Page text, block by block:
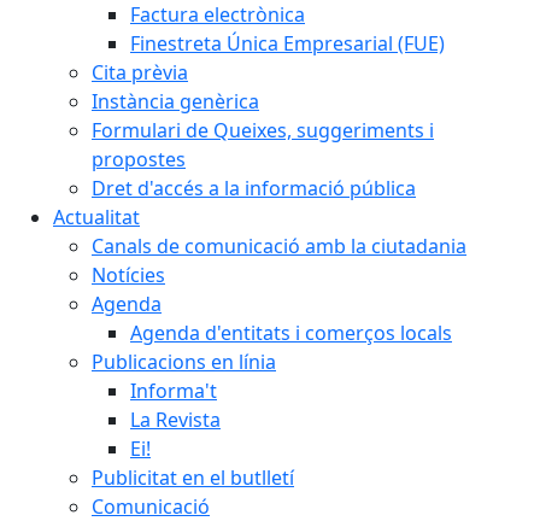
Factura electrònica
Finestreta Única Empresarial (FUE)
Cita prèvia
Instància genèrica
Formulari de Queixes, suggeriments i
propostes
Dret d'accés a la informació pública
Actualitat
Canals de comunicació amb la ciutadania
Notícies
Agenda
Agenda d'entitats i comerços locals
Publicacions en línia
Informa't
La Revista
Ei!
Publicitat en el butlletí
Comunicació